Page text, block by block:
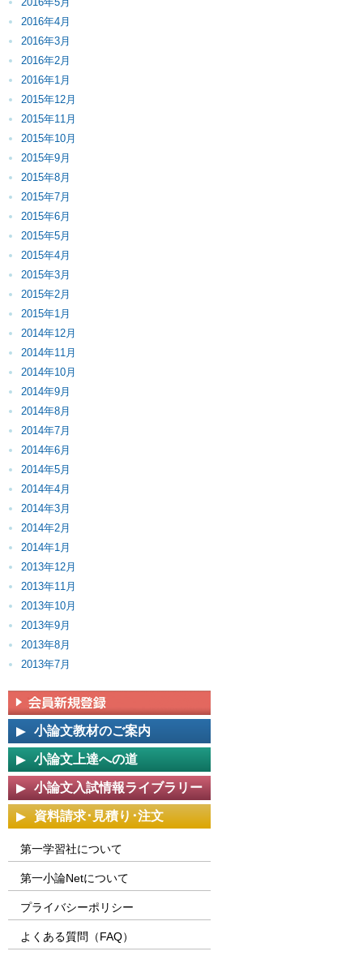
2016年4月
2016年3月
2016年2月
2016年1月
2015年12月
2015年11月
2015年10月
2015年9月
2015年8月
2015年7月
2015年6月
2015年5月
2015年4月
2015年3月
2015年2月
2015年1月
2014年12月
2014年11月
2014年10月
2014年9月
2014年8月
2014年7月
2014年6月
2014年5月
2014年4月
2014年3月
2014年2月
2014年1月
2013年12月
2013年11月
2013年10月
2013年9月
2013年8月
2013年7月
小論文教材のご案内
小論文上達への道
小論文入試情報ライブラリー
資料請求･見積り･注文
第一学習社について
第一小論Netについて
プライバシーポリシー
よくある質問（FAQ）